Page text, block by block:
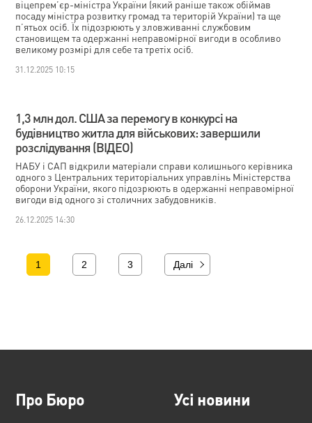
віцепрем’єр-міністра України (який раніше також обіймав
посаду міністра розвитку громад та територій України) та ще
п’ятьох осіб. Їх підозрюють у зловживанні службовим
становищем та одержанні неправомірної вигоди в особливо
великому розмірі для себе та третіх осіб.
31.12.2025 10:15
1,3 млн дол. США за перемогу в конкурсі на
будівництво житла для військових: завершили
розслідування (ВІДЕО)
НАБУ і САП відкрили матеріали справи колишнього керівника
одного з Центральних територіальних управлінь Міністерства
оборони України, якого підозрюють в одержанні неправомірної
вигоди від одного зі столичних забудовників.
26.12.2025 14:30
1 2 3 Далі
Про Бюро Усі новини